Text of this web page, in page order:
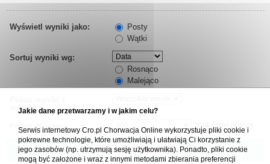
Wyświetl wyniki jako:
Posty
Wątki
Sortuj wyniki wg:
Rosnąco
Malejąco
ostatnich:
Pokaż pierwsze:
Jakie dane przetwarzamy i w jakim celu?
Serwis internetowy Cro.pl Chorwacja Online wykorzystuje pliki cookie i
pokrewne technologie, które umożliwiają i ułatwiają Ci korzystanie z
jego zasobów (np. utrzymują sesję użytkownika). Ponadto, pliki cookie
mogą być założone i wraz z innymi metodami zbierania preferencji